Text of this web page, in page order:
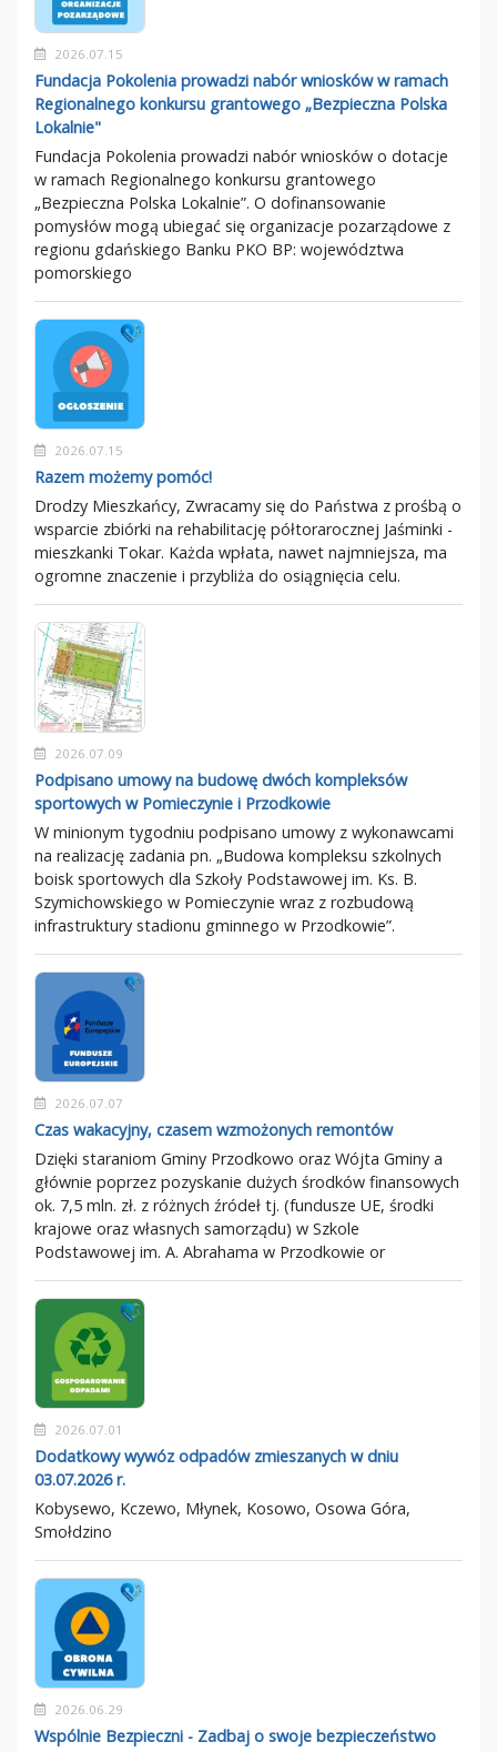
2026.07.15
Fundacja Pokolenia prowadzi nabór wniosków w ramach
Regionalnego konkursu grantowego „Bezpieczna Polska
Lokalnie"
Fundacja Pokolenia prowadzi nabór wniosków o dotacje
w ramach Regionalnego konkursu grantowego
„Bezpieczna Polska Lokalnie”. O dofinansowanie
pomysłów mogą ubiegać się organizacje pozarządowe z
regionu gdańskiego Banku PKO BP: województwa
pomorskiego
2026.07.15
Razem możemy pomóc!
Drodzy Mieszkańcy, Zwracamy się do Państwa z prośbą o
wsparcie zbiórki na rehabilitację półtorarocznej Jaśminki -
mieszkanki Tokar. Każda wpłata, nawet najmniejsza, ma
ogromne znaczenie i przybliża do osiągnięcia celu.
2026.07.09
Podpisano umowy na budowę dwóch kompleksów
sportowych w Pomieczynie i Przodkowie
W minionym tygodniu podpisano umowy z wykonawcami
na realizację zadania pn. „Budowa kompleksu szkolnych
boisk sportowych dla Szkoły Podstawowej im. Ks. B.
Szymichowskiego w Pomieczynie wraz z rozbudową
infrastruktury stadionu gminnego w Przodkowie”.
2026.07.07
Czas wakacyjny, czasem wzmożonych remontów
Dzięki staraniom Gminy Przodkowo oraz Wójta Gminy a
głównie poprzez pozyskanie dużych środków finansowych
ok. 7,5 mln. zł. z różnych źródeł tj. (fundusze UE, środki
krajowe oraz własnych samorządu) w Szkole
Podstawowej im. A. Abrahama w Przodkowie or
2026.07.01
Dodatkowy wywóz odpadów zmieszanych w dniu
03.07.2026 r.
Kobysewo, Kczewo, Młynek, Kosowo, Osowa Góra,
Smołdzino
2026.06.29
Wspólnie Bezpieczni - Zadbaj o swoje bezpieczeństwo